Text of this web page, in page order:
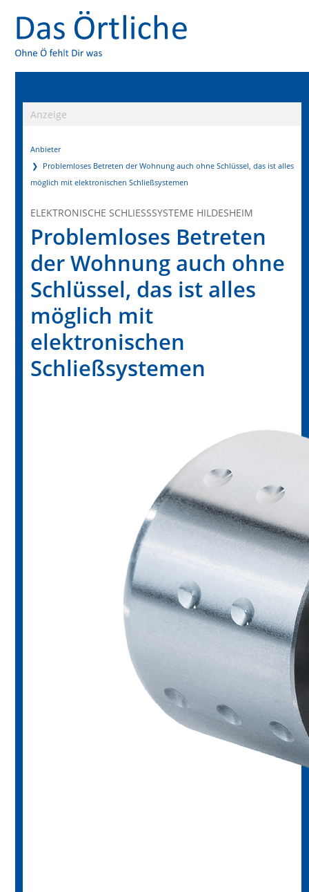
Anzeige
Anbieter
Problemloses Betreten der Wohnung auch ohne Schlüssel, das ist alles
möglich mit elektronischen Schließsystemen
ELEKTRONISCHE SCHLIESSSYSTEME HILDESHEIM
Problemloses Betreten
der Wohnung auch ohne
Schlüssel, das ist alles
möglich mit
elektronischen
Schließsystemen